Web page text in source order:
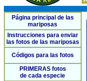
Página principal de las
mariposas
Instrucciones para enviar
las fotos de las mariposas
Códigos para las fotos
PRIMERAS fotos
de cada especie